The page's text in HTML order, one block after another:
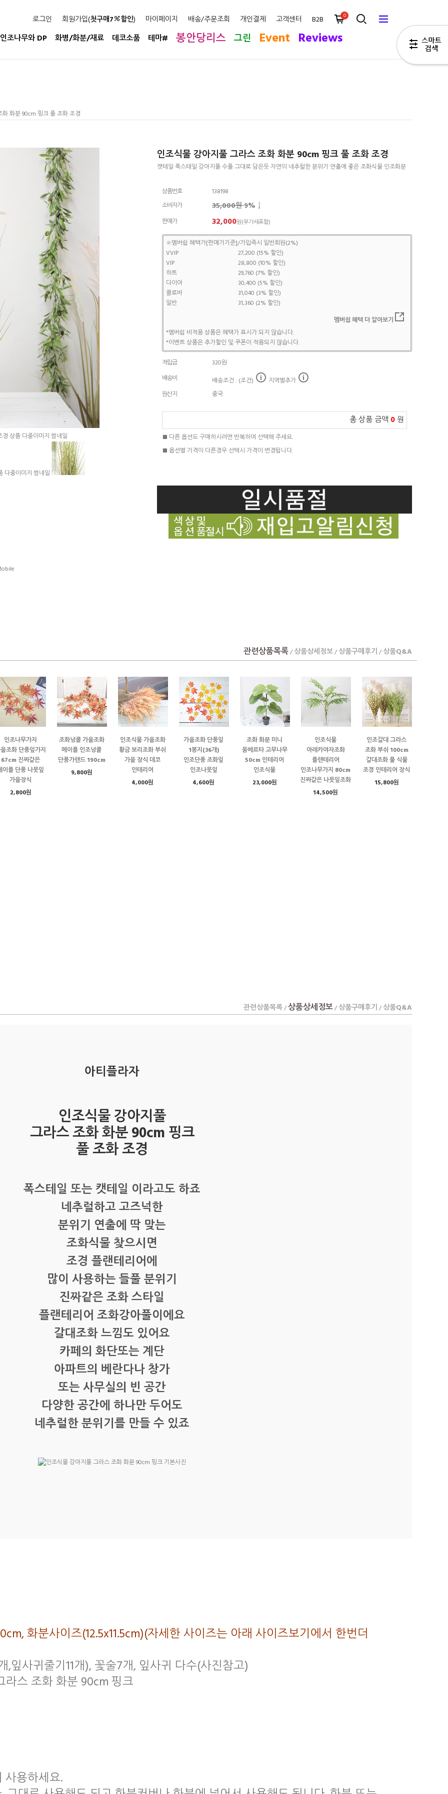
로그인 회원가입(첫구매7 할인) 마이페이지 배송/주문조회 개인결제 고객센터 B2B 0
인조나무와 DP 화병/화분/재료 데코소품 테마# 봉안당리스 그린 Event Reviews
화분 90cm 핑크 풀 조화 조경
인조식물 강아지풀 그라스 조화 화분 90cm 핑크 풀 조화 조경
캣테일 폭스테일 강아지풀 수풀 그대로 담은듯 자연의 네추럴한 분위기 연출에 좋은 조화식물 인조화분
상품번호
138198
소비자가
35,000원9% ↓
판매가 32,000원(부가세포함)
※멤버쉽 혜택가[판매가기준]/가입즉시 일반회원(2%)
VVIP
27,200 (15% 할인)
VIP
28,800 (10% 할인)
하트
29,760 (7% 할인)
다이아
30,400 (5% 할인)
클로바
31,040 (3% 할인)
일반
31,360 (2% 할인)
멤버쉽 혜택 더 알아보기
*멤버쉽 비적용 상품은 혜택가 표시가 되지 않습니다.
*이벤트 상품은 추가할인 및 쿠폰이 적용되지 않습니다.
적립금
320원
배송비
배송조건 : (조건)
지역별추가
원산지
중국
총 상품 금액 0원
■ 다른 옵션도 구매하시려면 반복하여 선택해 주세요.
■ 옵션별 가격이 다른경우 선택시 가격이 변경됩니다.
관련상품목록/ 상품상세정보/ 상품구매후기 / 상품Q&A
인조나무가지
조화 단풍잎가지
67cm 진짜같은
이플 단풍 나뭇잎
가을장식
2,800원
조화넝쿨 가을조화
메이플 인조넝쿨
단풍가랜드 190cm
9,800원
인조식물 가을조화
황금 보리조화 부쉬
가을 장식 데코
인테리어
4,000원
가을조화 단풍잎
1봉지(36개)
인조단풍 조화잎
인조나뭇잎
4,600원
조화 화분 미니
움베르타 고무나무
50cm 인테리어
인조식물
23,000원
인조식물
아레카야자조화
플랜테리어
인조나무가지 80cm
진짜같은 나뭇잎조화
14,500원
인조갈대 그라스
조화 부쉬 100cm
갈대조화 풀 식물
조경 인테리어 장식
15,800원
관련상품목록/상품상세정보/ 상품구매후기 / 상품Q&A
아티플라자
인조식물 강아지풀
그라스 조화 화분 90cm 핑크
풀 조화 조경
폭스테일 또는 캣테일 이라고도 하죠
네추럴하고 고즈넉한
분위기 연출에 딱 맞는
조화식물 찾으시면
조경 플랜테리어에
많이 사용하는 들풀 분위기
진짜같은 조화 스타일
플랜테리어 조화강아풀이에요
갈대조화 느낌도 있어요
카페의 화단또는 계단
아파트의 베란다나 창가
또는 사무실의 빈 공간
다양한 공간에 하나만 두어도
네추럴한 분위기를 만들 수 있죠
화분사이즈(12.5x11.5cm)(자세한 사이즈는 아래 사이즈보기에서 한번더
,잎사귀줄기11개), 꽃술7개, 잎사귀 다수(사진참고)
라스 조화 화분 90cm 핑크
사용하세요.